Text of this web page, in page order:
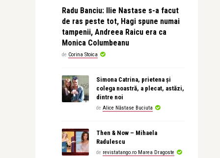
Radu Banciu: Ilie Nastase s-a facut
de ras peste tot, Hagi spune numai
tampenii, Andreea Raicu era ca
Monica Columbeanu
de Corina Stoica
Simona Catrina, prietena și
colega noastră, a plecat, astăzi,
dintre noi
de Alice Năstase Buciuta
Then & Now – Mihaela
Radulescu
de revistatango.ro Marea Dragoste